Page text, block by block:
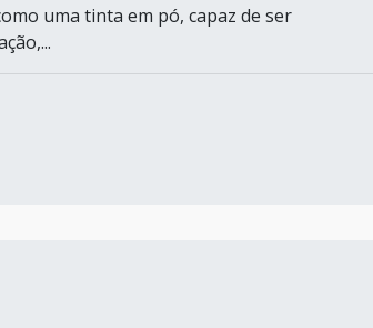
uma tinta em pó, capaz de ser